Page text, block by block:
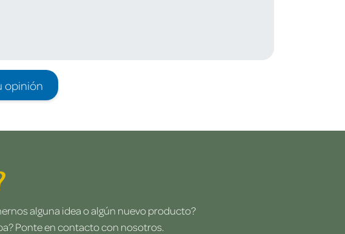
opinión
alguna idea o algún nuevo producto?
Ponte en contacto con nosotros.